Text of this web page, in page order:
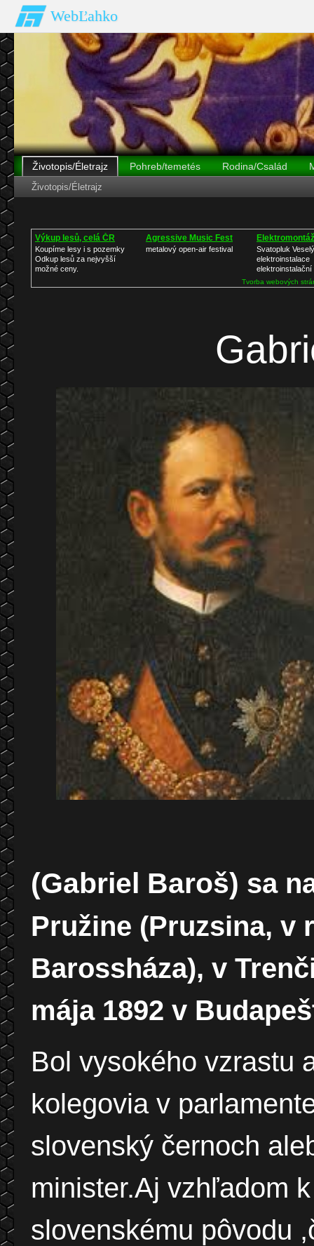
WebĽahko
Životopis/Életrajz Pohreb/temetés Rodina/Család
Dobová tlač
Životopis/Életrajz
Výkup lesů, celá ČR
Koupíme lesy i s pozemky
Odkup lesů za nejvyšší
možné ceny.
Agressive Music Fest
metalový open-air festival
Svatopluk
elektroinstalace
elektroinstalační
Tvorba webových
(Gabriel Baroš) sa
Pružine (Pruzsina, v
Barossháza), v
mája 1892 v
Bol vysokého vzrastu
kolegovia v
slovenský černoch
minister.Aj vzhľadom
slovenskému pôvodu